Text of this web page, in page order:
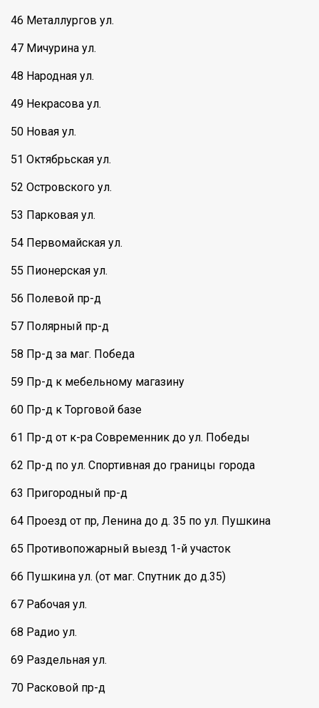
46 Металлургов ул.
47 Мичурина ул.
48 Народная ул.
49 Некрасова ул.
50 Новая ул.
51 Октябрьская ул.
52 Островского ул.
53 Парковая ул.
54 Первомайская ул.
55 Пионерская ул.
56 Полевой пр-д
57 Полярный пр-д
58 Пр-д за маг. Победа
59 Пр-д к мебельному магазину
60 Пр-д к Торговой базе
61 Пр-д от к-ра Современник до ул. Победы
62 Пр-д по ул. Спортивная до границы города
63 Пригородный пр-д
64 Проезд от пр, Ленина до д. 35 по ул. Пушкина
65 Противопожарный выезд 1-й участок
66 Пушкина ул. (от маг. Спутник до д.35)
67 Рабочая ул.
68 Радио ул.
69 Раздельная ул.
70 Расковой пр-д